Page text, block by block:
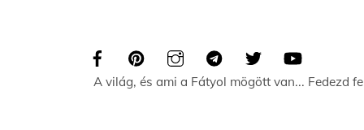
A világ, és ami a Fátyol mögött van... Fedezd